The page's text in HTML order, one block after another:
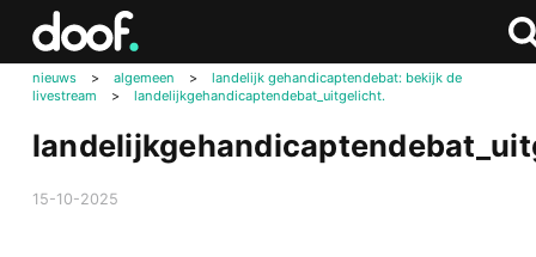
nieuws
> algemeen >
landelijk gehandicaptendebat: bekijk de
livestream
> landelijkgehandicaptendebat_uitgelicht.
15-10-2025
Doof.nl